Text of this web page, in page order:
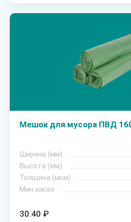
Мешок для мусора ПВД
Ширина (мм)
Высота (мм)
Толщина (мкм)
Мин.заказ
30.40 ₽